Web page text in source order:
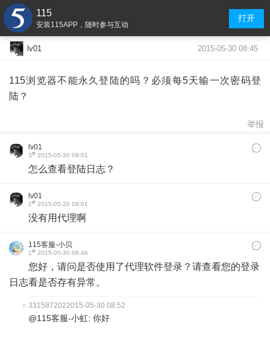
115
安装115APP，随时参与互动
打开
lv01 2015-05-30 08:45
115浏览器不能永久登陆的吗？必须每5天输一次密码登
陆？
举报
lv01
3# 2015-05-30 09:01
​怎么查看登陆日志？
lv01
2# 2015-05-30 09:01
​没有用代理啊
115客服-小贝
1# 2015-05-30 08:46
您好，请问是否使用了代理软件登录？请查看您的登录
日志看是否存有异常。
3315872022015-05-30 08:52
@115客服-小虹: 你好